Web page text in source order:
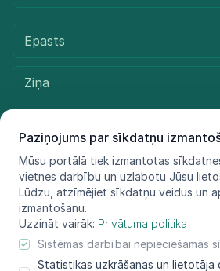
Paziņojums par sīkdatņu
Mūsu portālā tiek izmantotas
vietnes darbību un uzlabotu Jūsu
Lūdzu, atzīmējiet sīkdatņu veidus un
izmantošanu.
Uzzināt vairāk: Privātuma politika
Sistēmas darbībai nepieciešamās
Statistikas uzkrāšanas un lietotāja
Sūtīt ziņu
© LIFE FOR SPECIES, 2021 - 2025
Informācija atspoguļo tikai projekta LIFE FOR